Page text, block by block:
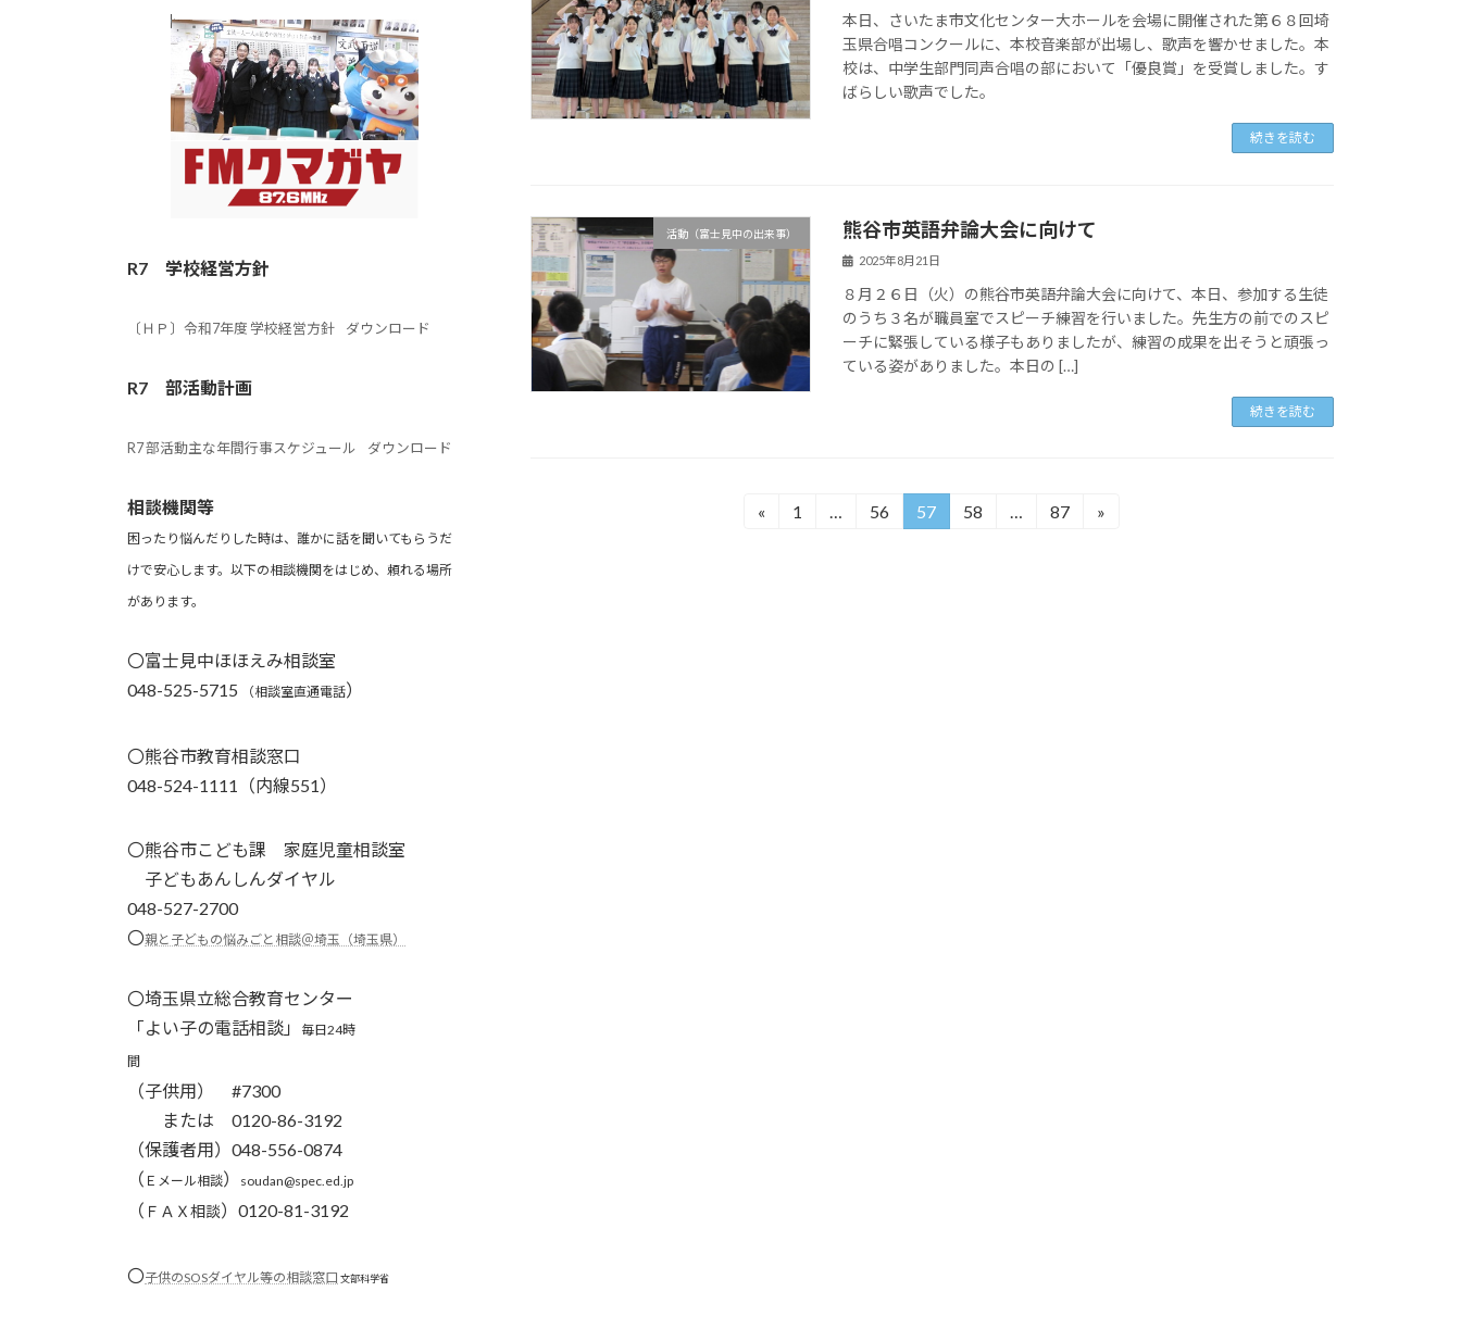
本日、さいたま市文化センター大ホールを会場に開催された第６８回埼
玉県合唱コンクールに、本校音楽部が出場し、歌声を響かせました。本
校は、中学生部門同声合唱の部において「優良賞」を受賞しました。す
ばらしい歌声でした。
続きを読む
活動（富士見中の出来事） 熊谷市英語弁論大会に向けて
2025年8月21日
８月２６日（火）の熊谷市英語弁論大会に向けて、本日、参加する生徒
のうち３名が職員室でスピーチ練習を行いました。先生方の前でのスピ
ーチに緊張している様子もありましたが、練習の成果を出そうと頑張っ
ている姿がありました。本日の […]
続きを読む
«
固
1 …
固
56
固
57
固
58 …
固
87 »
R7 学校経営方針
〔ＨＰ〕令和7年度 学校経営方針 ダウンロード
R7 部活動計画
R7 部活動主な年間行事スケジュール ダウンロード
相談機関等
困ったり悩んだりした時は、誰かに話を聞いてもらうだ
けで安心します。以下の相談機関をはじめ、頼れる場所
があります。
〇富士見中ほほえみ相談室
048-525-5715
（相談室直通電話）
〇熊谷市教育相談窓口
048-524-1111（内線551）
〇熊谷市こども課 家庭児童相談室
子どもあんしんダイヤル
048-527-2700
〇親と子どもの悩みごと相談＠埼玉（埼玉県）
〇埼玉県立総合教育センター
「よい子の電話相談」
毎日24時
間
（子供用） #7300
または 0120-86-3192
（保護者用）048-556-0874
（ Ｅメール相談） soudan@spec.ed.jp
（ ＦＡＸ相談）0120-81-3192
〇子供のSOSダイヤル等の相談窓口 文部科学省